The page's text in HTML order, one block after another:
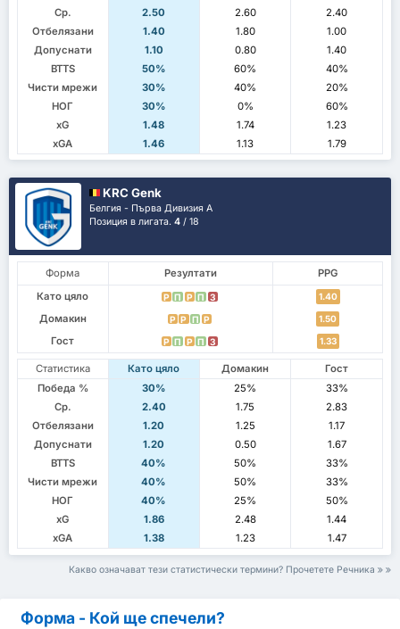
Ср.
2.50 2.60
2.40
Отбелязани
1.40 1.80
1.00
Допуснати
1.10 0.80
1.40
BTTS
50% 60%
40%
Чисти мрежи
30% 40%
20%
НОГ
30% 0%
60%
xG
1.48 1.74
1.23
xGA
1.46 1.13 1.79
KRC Genk
Белгия - Първа Дивизия А
Позиция в лигата.4 / 18
Форма Резултати
PPG
Като цяло
P П P П З 1.40
Домакин P P П P 1.50
Гост P П P П З 1.33
Статистика Като цяло Домакин
Гост
Победа %
30% 25%
33%
Ср.
2.40 1.75
2.83
Отбелязани
1.20 1.25
1.17
Допуснати
1.20 0.50
1.67
BTTS
40% 50%
33%
Чисти мрежи
40% 50%
33%
НОГ
40% 25%
50%
xG
1.86 2.48
1.44
xGA
1.38 1.23 1.47
Какво означават тези статистически термини? Прочетете Речника
Форма - Кой ще спечели?